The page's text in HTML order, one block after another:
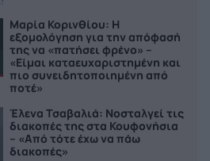
Μαρία Κορινθίου: Η
εξομολόγηση για την απόφασή
της να «πατήσει φρένο» –
«Είμαι καταευχαριστημένη και
πιο συνειδητοποιημένη από
ποτέ»
Έλενα Τσαβαλιά: Νοσταλγεί τις
διακοπές της στα Κουφονήσια
– «Από τότε έχω να πάω
διακοπές»